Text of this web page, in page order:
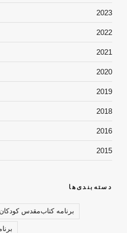
2023
2022
2021
2020
2019
2018
2016
2015
دسته‌بندی‌ها
برنامه کتاب‌مقدس کودکان